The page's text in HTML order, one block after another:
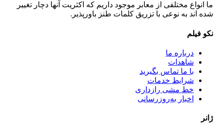
ما انواع مختلفی از معابر موجود داریم که اکثریت آنها دچار تغییر
شده اند به نوعی با تزریق کلمات طنز باورپذیر.
نکو فیلم
درباره ما
شاهدات
با ما تماس بگیرید
شرایط خدمات
خط مشی رازداری
اخبار به‌روزرسانی
ژانر